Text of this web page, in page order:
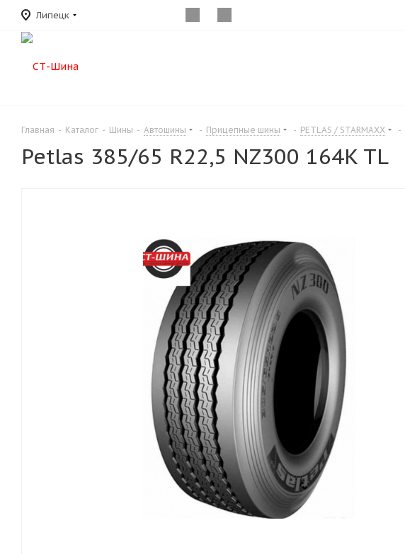
Липецк
Главная - Каталог - Шины - Автошины - Прицепные шины - PETLAS / STARMAXX -
Petlas 385/65 R22,5 NZ300 164K TL